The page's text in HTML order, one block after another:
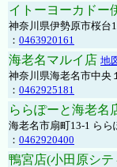
イトーヨーカドー
神奈川県伊勢原市桜
： 0463920161
海老名マルイ店 地
神奈川県海老名市中央
： 0462925181
ららぽーと海老名
海老名市扇町13-1 らら
： 0462920400
鴨宮店(小田原シ